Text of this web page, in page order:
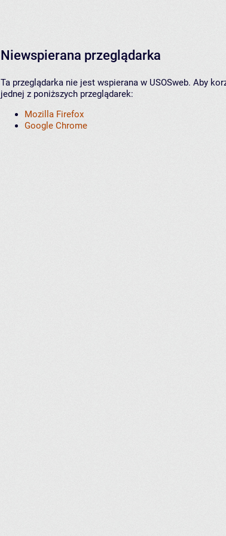
Niewspierana przeglądarka
Ta przeglądarka nie jest wspierana w USOSweb. Aby
jednej z poniższych przeglądarek:
Mozilla Firefox
Google Chrome